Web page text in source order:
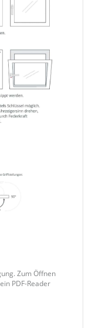
Zum Öffnen
PDF-Reader